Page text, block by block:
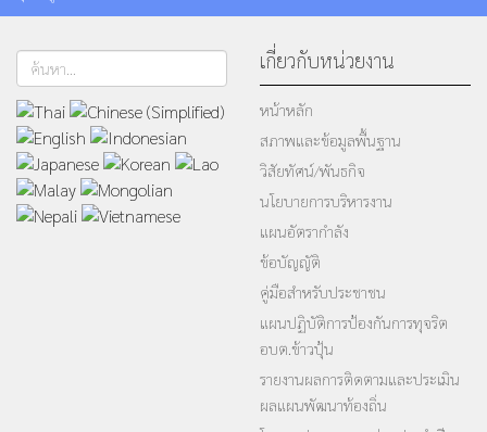
ค้นหา... เกี่ยวกับหน่วยงาน
หน้าหลัก
สภาพและข้อมูลพื้นฐาน
วิสัยทัศน์/พันธกิจ
นโยบายการบริหารงาน
แผนอัตรากำลัง
ข้อบัญญัติ
คู่มือสำหรับประชาชน
แผนปฏิบัติการป้องกันการทุจริต
อบต.ข้าวปุ้น
รายงานผลการติดตามและประเมิน
ผลแผนพัฒนาท้องถิ่น